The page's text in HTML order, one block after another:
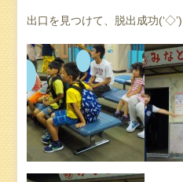
出口を見つけて、脱出成功(‘◇’)